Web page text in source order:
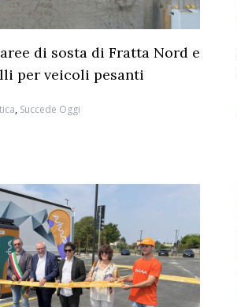
di sosta di Fratta Nord e
per veicoli pesanti
, Succede Oggi